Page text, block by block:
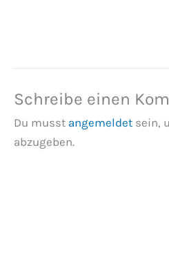
Schreibe einen
Du musst angemeldet sein,
abzugeben.